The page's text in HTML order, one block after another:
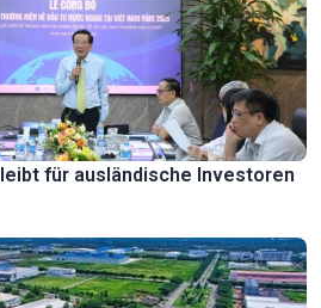
für ausländische Investoren